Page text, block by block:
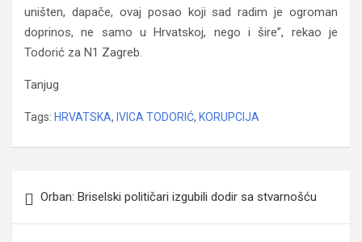
uništen, dapače, ovaj posao koji sad radim je ogroman
doprinos, ne samo u Hrvatskoj, nego i šire”, rekao je
Todorić za N1 Zagreb.
Tanjug
Tags: HRVATSKA, IVICA TODORIĆ, KORUPCIJA
članaka
Orban: Briselski političari izgubili dodir sa stvarnošću